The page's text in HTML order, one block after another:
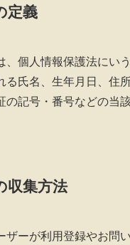
定義
、個人情報保護法にい
る氏名、生年月日、住
の記号・番号などの当
収集方法
ザーが利用登録やお問